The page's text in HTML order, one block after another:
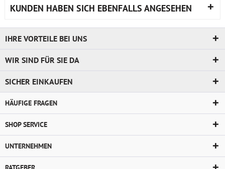
KUNDEN HABEN SICH EBENFALLS ANGESEHEN
IHRE VORTEILE BEI UNS
WIR SIND FÜR SIE DA
SICHER EINKAUFEN
HÄUFIGE FRAGEN
SHOP SERVICE
UNTERNEHMEN